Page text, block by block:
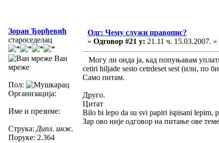
Зоран Ђорђевић
староседелац
Ван
мреже
Пол:
Организација:
Име и презиме:
Струка: Дипл. инж.
Поруке: 2.364
Одг: Чему служи правопис?
« Одговор #21 у: 21.11 ч. 15.03.2007. »
Могу ли онда ја, кад попуњавам
cetiri hiljade sesto cetrdeset sest (или, по
Само питам.
Друго.
Цитат
Bilo bi lepo da su svi papiri ispisani lepim,
Зар ово није одговор на питање ове